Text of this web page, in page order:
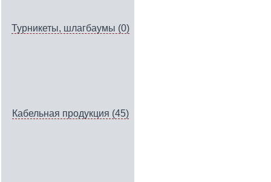
Турникеты, шлагбаумы (0)
Кабельная продукция (45)